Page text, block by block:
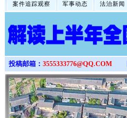
案件追踪观察 军事动态 法治新闻
投稿邮箱： 3555333776@QQ.COM